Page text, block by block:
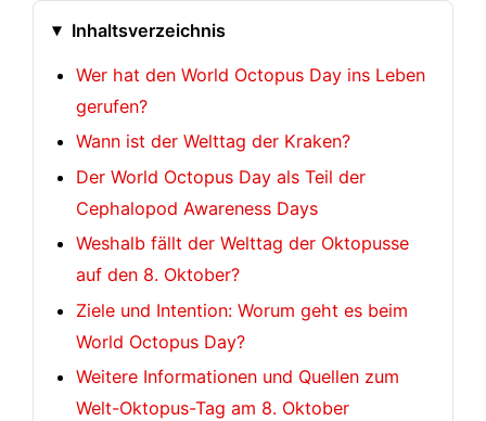
Inhaltsverzeichnis
Wer hat den World Octopus Day ins Leben
gerufen?
Wann ist der Welttag der Kraken?
Der World Octopus Day als Teil der
Cephalopod Awareness Days
Weshalb fällt der Welttag der Oktopusse
auf den 8. Oktober?
Ziele und Intention: Worum geht es beim
World Octopus Day?
Weitere Informationen und Quellen zum
Welt-Oktopus-Tag am 8. Oktober